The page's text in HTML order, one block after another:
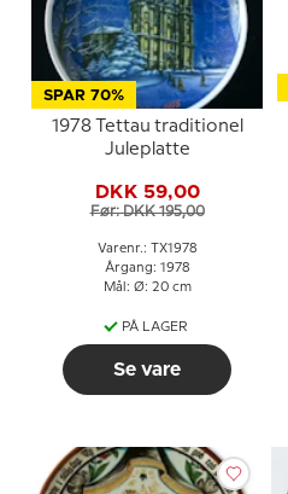
SPAR 70%
1978 Tettau traditionel
Juleplatte
DKK 59,00
Før: DKK 195,00
Varenr.: TX1978
Årgang: 1978
Mål: Ø: 20 cm
PÅ LAGER
Se vare